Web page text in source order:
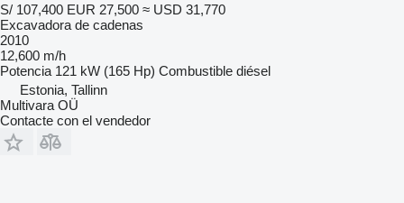
S/ 107,400 EUR 27,500 ≈ USD 31,770
Excavadora de cadenas
2010
12,600 m/h
Potencia 121 kW (165 Hp) Combustible diésel
Estonia, Tallinn
Multivara OÜ
Contacte con el vendedor